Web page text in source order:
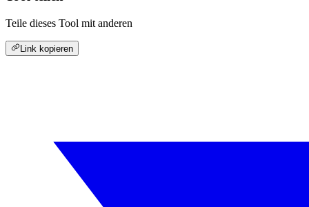
Teile dieses Tool mit anderen
Link kopieren